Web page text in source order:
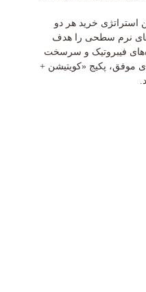
استراتژی خرید هر دو
نرم سطحی را هدف
فیبروتیک و سرسخت
موفق، پکیج «کویتیشن +